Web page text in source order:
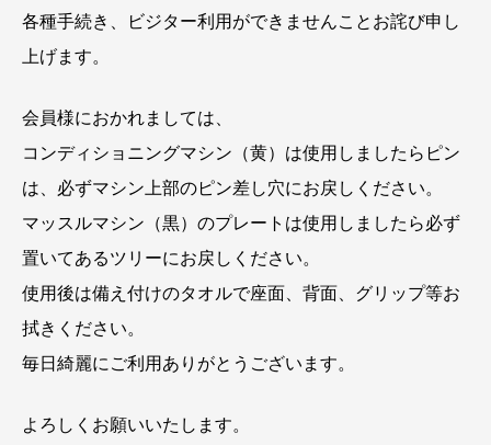
各種手続き、ビジター利用ができませんことお詫び申し
上げます。
会員様におかれましては、
コンディショニングマシン（黄）は使用しましたらピン
は、必ずマシン上部のピン差し穴にお戻しください。
マッスルマシン（黒）のプレートは使用しましたら必ず
置いてあるツリーにお戻しください。
使用後は備え付けのタオルで座面、背面、グリップ等お
拭きください。
毎日綺麗にご利用ありがとうございます。
よろしくお願いいたします。